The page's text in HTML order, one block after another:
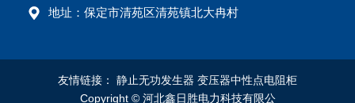
地址：保定市清苑区清苑镇北大冉村
友情链接： 静止无功发生器 变压器中性点电阻柜
Copyright ©河北鑫日胜电力科技有限公